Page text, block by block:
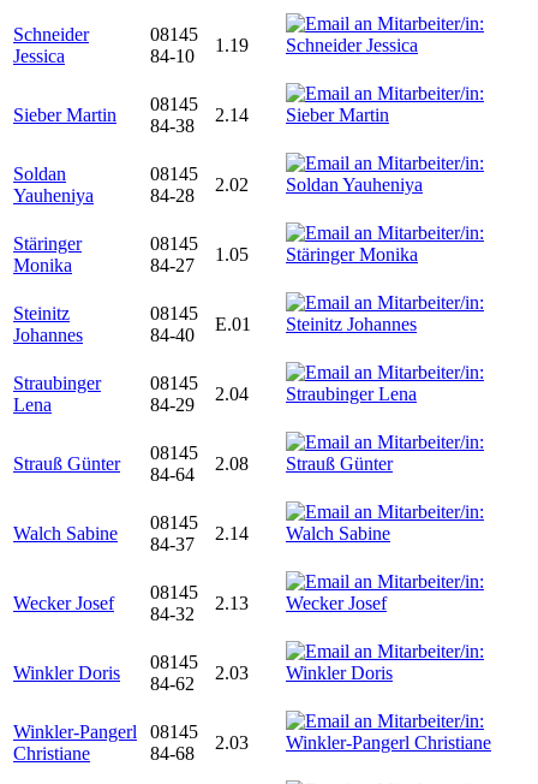
Schneider
Jessica
08145
84-10
1.19
Sieber Martin
08145
84-38
2.14
Soldan
Yauheniya
08145
84-28
2.02
Stäringer
Monika
08145
84-27
1.05
Steinitz
Johannes
08145
84-40
E.01
Straubinger
Lena
08145
84-29
2.04
Strauß Günter
08145
84-64
2.08
Walch Sabine
08145
84-37
2.14
Wecker Josef
08145
84-32
2.13
Winkler Doris
08145
84-62
2.03
Winkler-Pangerl
Christiane
08145
84-68
2.03